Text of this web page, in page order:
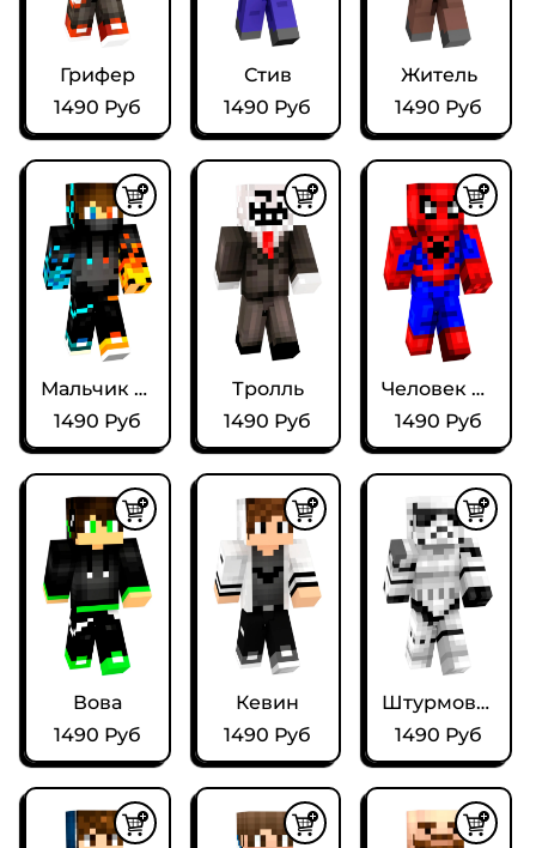
Грифер
1490 Руб
Стив
1490 Руб
Житель
1490 Руб
Мальчик Вода-Огонь
1490 Руб
Тролль
1490 Руб
Человек Паук
1490 Руб
Вова
1490 Руб
Кевин
1490 Руб
Штурмовик
1490 Руб
Беларусь
Казахстан
Часто выбирают